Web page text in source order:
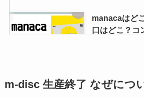
manacaはど
口はどこ？コ
常備浴はドラ
る？どこで買
m-disc 生産終了 なぜにつ